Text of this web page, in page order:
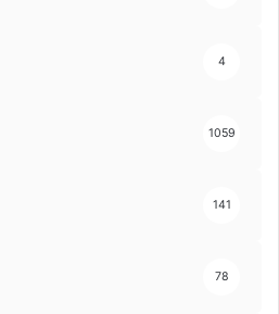
4
1059
141
78